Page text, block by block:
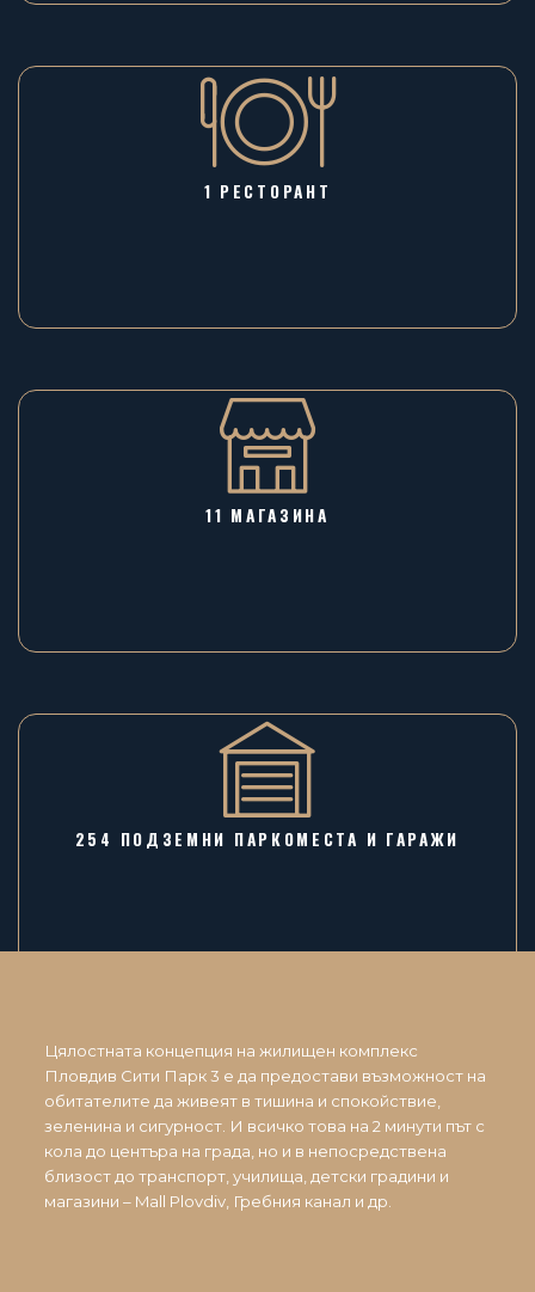
1 РЕСТОРАНТ
11 МАГАЗИНА
254 ПОДЗЕМНИ ПАРКОМЕСТА И ГАРАЖИ
Цялостната концепция на жилищен комплекс
Пловдив Сити Парк 3 е да предостави възможност на
обитателите да живеят в тишина и спокойствие,
зеленина и сигурност. И всичко това на 2 минути път с
кола до центъра на града, но и в непосредствена
близост до транспорт, училища, детски градини и
магазини – Mall Plovdiv, Гребния канал и др.